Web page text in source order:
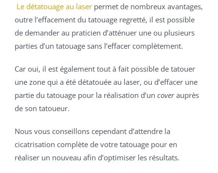
Le détatouage au laser permet de nombreux avantages,
outre l’effacement du tatouage regretté, il est possible
de demander au praticien d’atténuer une ou plusieurs
parties d’un tatouage sans l’effacer complètement.
Car oui, il est également tout à fait possible de tatouer
une zone qui a été détatouée au laser, ou d’effacer une
partie du tatouage pour la réalisation d’un coverauprès
de son tatoueur.
Nous vous conseillons cependant d’attendre la
cicatrisation complète de votre tatouage pour en
réaliser un nouveau afin d’optimiser les résultats.